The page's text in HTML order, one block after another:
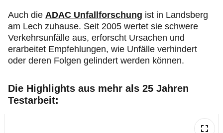
Auch die ADAC Unfallforschung ist in Landsberg
am Lech zuhause. Seit 2005 wertet sie schwere
Verkehrsunfälle aus, erforscht Ursachen und
erarbeitet Empfehlungen, wie Unfälle verhindert
oder deren Folgen gelindert werden können.
Die Highlights aus mehr als 25 Jahren
Testarbeit: